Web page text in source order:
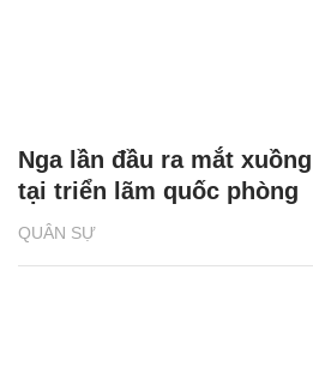
QUÂN SỰ
Nga lần đầu ra mắt
tại triển lãm quốc phòng